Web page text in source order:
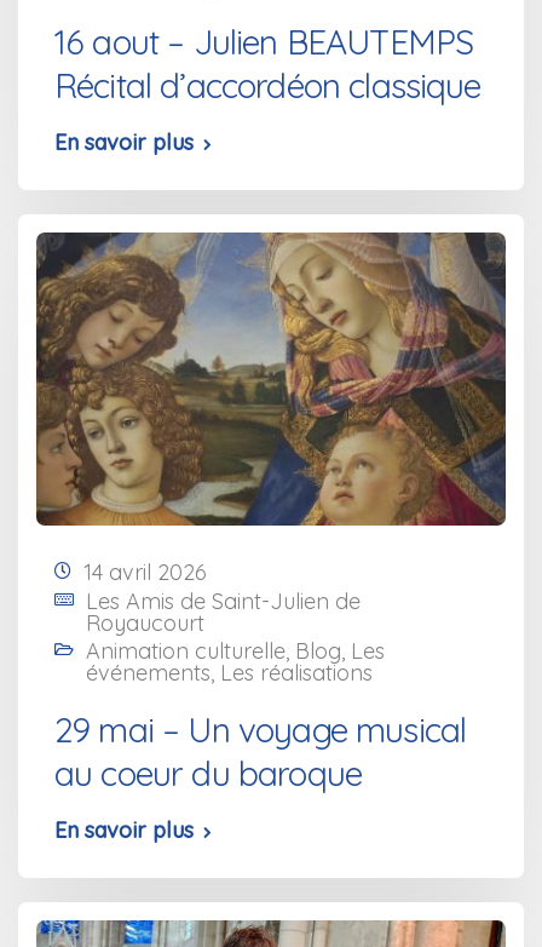
16 aout – Julien BEAUTEMPS
Récital d’accordéon classique
En savoir plus
14 avril 2026
Les Amis de Saint-Julien de
Royaucourt
Animation culturelle, Blog, Les
événements, Les réalisations
29 mai – Un voyage musical
au coeur du baroque
En savoir plus